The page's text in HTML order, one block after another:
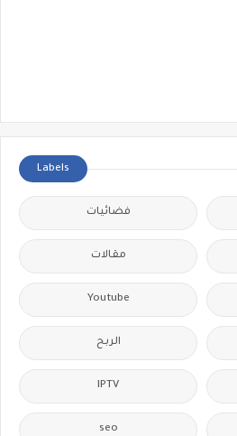
Labels
فضائيات
مقالات
Youtube
الربح
IPTV
seo